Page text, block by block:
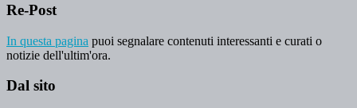
Re-Post
In questa pagina puoi segnalare contenuti interessanti e curati o
notizie dell'ultim'ora.
Dal sito